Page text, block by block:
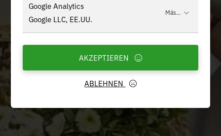
Google Analytics
Google LLC, EE.UU.
Más...
ABLEHNEN
AKZEPTIEREN